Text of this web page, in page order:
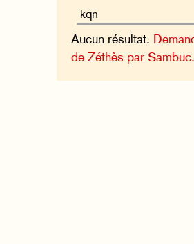
Aucun résultat.
de Zéthès par Sambuc.